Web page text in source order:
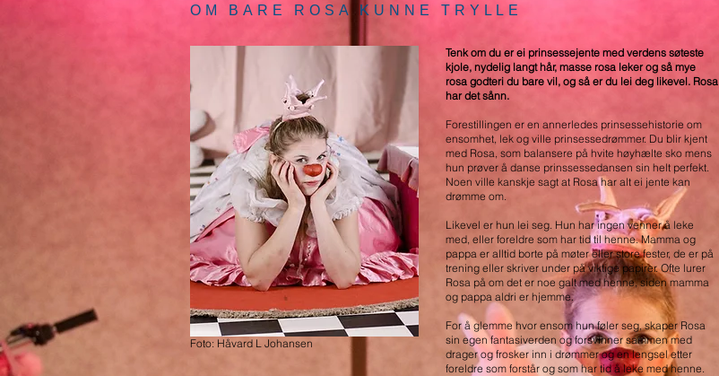
OM BARE ROSA KUNNE TRYLLE
Tenk om du er ei prinsessejente med verdens søteste
kjole, nydelig langt hår, masse rosa leker og så mye
rosa godteri du bare vil, og så er du lei deg likevel. Rosa
har det sånn.
Forestillingen er en annerledes prinsessehistorie om
ensomhet, lek og ville prinsessedrømmer. Du blir kjent
med Rosa, som balansere på hvite høyhælte sko mens
hun prøver å danse prinssessedansen sin helt perfekt.
Noen ville kanskje sagt at Rosa har alt ei jente kan
drømme om.
Likevel er hun lei seg. Hun har ingen venner å leke
med, eller foreldre som har tid til henne. Mamma og
pappa er alltid borte på møter eller store fester, de er på
trening eller skriver under på viktige papirer. Ofte lurer
Rosa på om det er noe galt med henne, siden mamma
og pappa aldri er hjemme.
For å glemme hvor ensom hun føler seg, skaper Rosa
sin egen fantasiverden og forsvinner sammen med
drager og frosker inn i drømmer og en lengsel etter
foreldre som forstår og som har tid å leke med henne.
Foto: Håvard L Johansen